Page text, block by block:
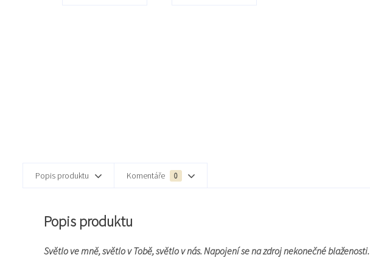
Popis produktu Komentáře 0
Popis produktu
Světlo ve mně, světlo v Tobě, světlo v nás. Napojení se na zdroj nekonečné blaženosti.